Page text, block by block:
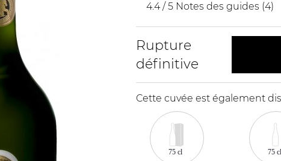
4.4 / 5Notes des guides (4)
Rupture
définitive
Cette cuvée est également
75 cl 75 cl